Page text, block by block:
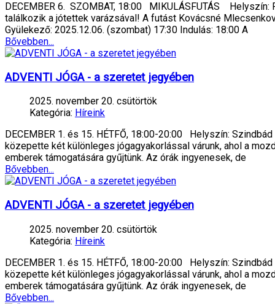
DECEMBER 6. SZOMBAT, 18:00 MIKULÁSFUTÁS
találkozik a jótettek varázsával! A futást Kovácsné
Gyülekező: 2025.12.06. (szombat) 17:30 Indulás: 18:00 A
Bővebben...
ADVENTI JÓGA - a szeretet jegyében
2025. november 20. csütörtök
Kategória: Híreink
DECEMBER 1. és 15. HÉTFŐ, 18:00-20:00 Helyszín:
közepette két különleges jógagyakorlással várunk, ahol a
emberek támogatására gyűjtünk. Az órák ingyenesek, de
Bővebben...
ADVENTI JÓGA - a szeretet jegyében
2025. november 20. csütörtök
Kategória: Híreink
DECEMBER 1. és 15. HÉTFŐ, 18:00-20:00 Helyszín:
közepette két különleges jógagyakorlással várunk, ahol a
emberek támogatására gyűjtünk. Az órák ingyenesek, de
Bővebben...